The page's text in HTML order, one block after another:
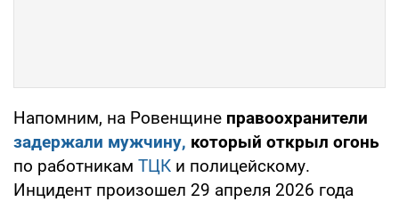
Напомним, на Ровенщине правоохранители
задержали мужчину, который открыл огонь
по работникам ТЦК и полицейскому.
Инцидент произошел 29 апреля 2026 года